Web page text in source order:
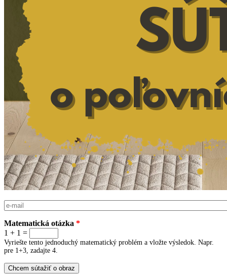
E-mail
Matematická otázka *
1 + 1 =
Vyriešte tento jednoduchý matematický problém a vložte výsledok. Napr.
pre 1+3, zadajte 4.